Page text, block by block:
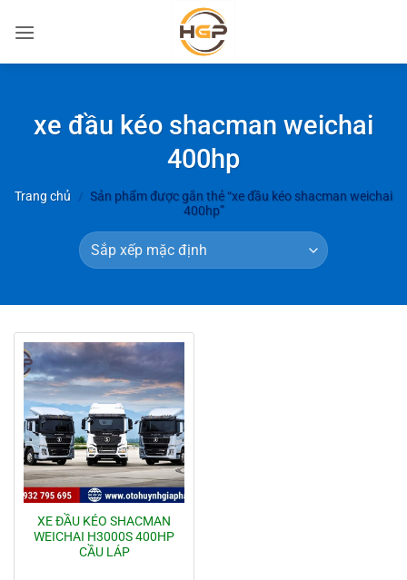
qua
xe đầu kéo shacman weichai
400hp
Trang chủ / Sản phẩm được gắn thẻ “xe đầu kéo shacman weichai
400hp”
XE ĐẦU KÉO SHACMAN
WEICHAI H3000S 400HP
CẦU LÁP